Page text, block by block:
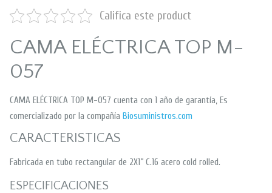
Califica este product
CAMA ELÉCTRICA TOP M-
057
CAMA ELÉCTRICA TOP M-057 cuenta con 1 año de garantía, Es
comercializado por la compañía Biosuministros.com
CARACTERISTICAS
Fabricada en tubo rectangular de 2X1” C.16 acero cold rolled.
ESPECIFICACIONES